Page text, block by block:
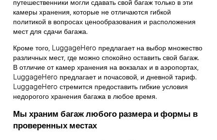
камеры хранения, которые не отличаются гибкой
политикой в вопросах ценообразования и расположения
мест для сдачи багажа.
Кроме того, LuggageHero предлагает на выбор множество
различных мест, где можно спокойно оставить свой багаж.
В отличие от камер хранения на вокзалах и в аэропортах,
LuggageHero предлагает и почасовой, и дневной тариф.
LuggageHero стремится предоставить гибкие условия
недорогого хранения багажа в любое время.
Мы храним багаж любого размера и формы в
проверенных местах